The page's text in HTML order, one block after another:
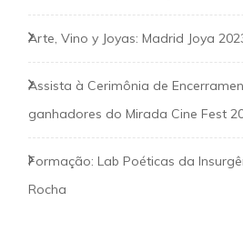
Arte, Vino y Joyas: Madrid Joya
Assista à Cerimônia de
ganhadores do Mirada Cine Fest
Formação: Lab Poéticas da
Rocha